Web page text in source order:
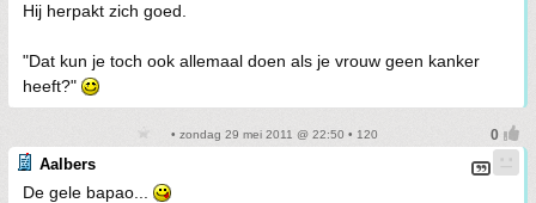
Hij herpakt zich goed.
"Dat kun je toch ook allemaal doen als je vrouw geen kanker
heeft?"
• zondag 29 mei 2011 @ 22:50 • 120
Aalbers
De gele bapao...